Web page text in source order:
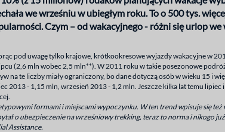
we wrześniu w ubiegłym roku. To o 500 tys.
Czym – od wakacyjnego - różni się urlop we
pod uwagę tylko krajowe, krótkookresowe wyjazdy wakacyjne w
(2,6 mln wobec 2,5 mln**). W 2011 roku w takie posezonowe
na te liczby miały ograniczony, bo dane dotyczą osób w wieku 15 i
2013 - 1,15 mln, wrzesień 2013 - 1,2 mln. Jeszcze kilka lat temu lipiec
formami i miejscami wypoczynku. W ten trend wpisuje się
o ubezpieczenie na wrześniowy trekking, teraz to norma i nikogo
Assistance.